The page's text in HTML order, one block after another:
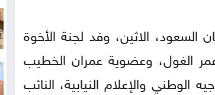
السعود، الاثين، وفد لجنة الأخوة
الغول، وعضوية عمران الخطيب
والإعلام النيابية، النائب